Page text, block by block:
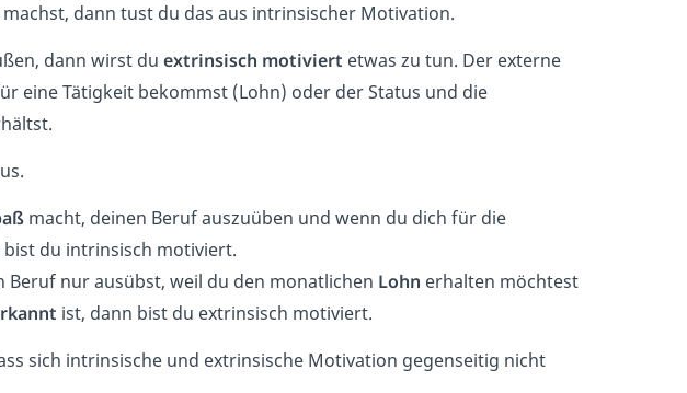
dann tust du das aus intrinsischer Motivation.
dann wirst du extrinsisch motiviert etwas zu tun. Der externe
eine Tätigkeit bekommst (Lohn) oder der Status und die
macht, deinen Beruf auszuüben und wenn du dich für die
bist du intrinsisch motiviert.
Beruf nur ausübst, weil du den monatlichen Lohn erhalten möchtest
ist, dann bist du extrinsisch motiviert.
sich intrinsische und extrinsische Motivation gegenseitig nicht